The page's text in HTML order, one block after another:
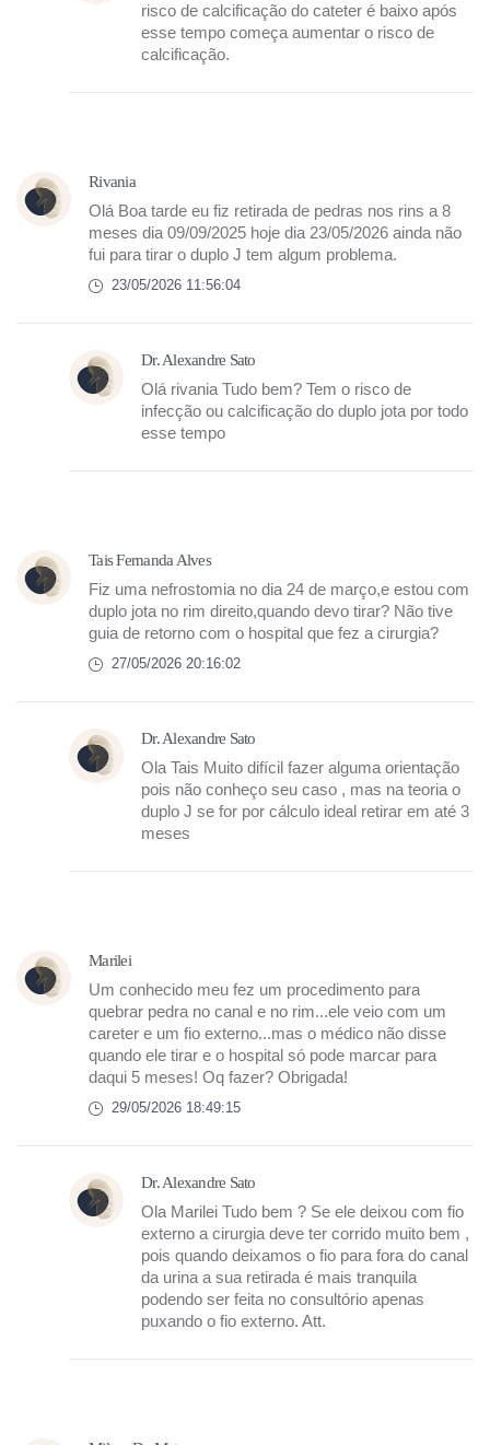
risco de calcificação do cateter é baixo após
esse tempo começa aumentar o risco de
calcificação.
Rivania
Olá Boa tarde eu fiz retirada de pedras nos rins a 8
meses dia 09/09/2025 hoje dia 23/05/2026 ainda não
fui para tirar o duplo J tem algum problema.
23/05/2026 11:56:04
Dr. Alexandre Sato
Olá rivania Tudo bem? Tem o risco de
infecção ou calcificação do duplo jota por todo
esse tempo
Tais Fernanda Alves
Fiz uma nefrostomia no dia 24 de março,e estou com
duplo jota no rim direito,quando devo tirar? Não tive
guia de retorno com o hospital que fez a cirurgia?
27/05/2026 20:16:02
Dr. Alexandre Sato
Ola Tais Muito difícil fazer alguma orientação
pois não conheço seu caso , mas na teoria o
duplo J se for por cálculo ideal retirar em até 3
meses
Marilei
Um conhecido meu fez um procedimento para
quebrar pedra no canal e no rim...ele veio com um
careter e um fio externo...mas o médico não disse
quando ele tirar e o hospital só pode marcar para
daqui 5 meses! Oq fazer? Obrigada!
29/05/2026 18:49:15
Dr. Alexandre Sato
Ola Marilei Tudo bem ? Se ele deixou com fio
externo a cirurgia deve ter corrido muito bem ,
pois quando deixamos o fio para fora do canal
da urina a sua retirada é mais tranquila
podendo ser feita no consultório apenas
puxando o fio externo. Att.